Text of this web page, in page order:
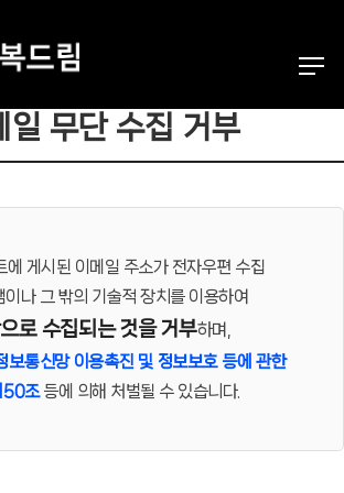
일 무단 수집 거부
에 게시된 이메일 주소가 전자우편 수집
이나 그 밖의 기술적 장치를 이용하여
로 수집되는 것을 거부하며,
보통신망 이용촉진 및 정보보호 등에 관한
50조등에 의해 처벌될 수 있습니다.